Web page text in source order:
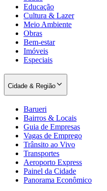
Educação
Cultura & Lazer
Meio Ambiente
Obras
Bem-estar
Imóveis
Especiais
Cidade & Região
Barueri
Bairros & Locais
Guia de Empresas
Vagas de Emprego
Trânsito ao Vivo
Transportes
Aeroporto Express
Painel da Cidade
Panorama Econômico